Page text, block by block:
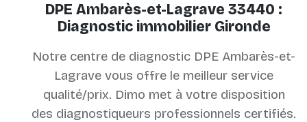
DPE Ambarès-et-Lagrave 33440 :
Diagnostic immobilier Gironde
Notre centre de diagnostic DPE Ambarès-et-
Lagrave vous offre le meilleur service
qualité/prix. Dimo met à votre disposition
des diagnostiqueurs professionnels certifiés.